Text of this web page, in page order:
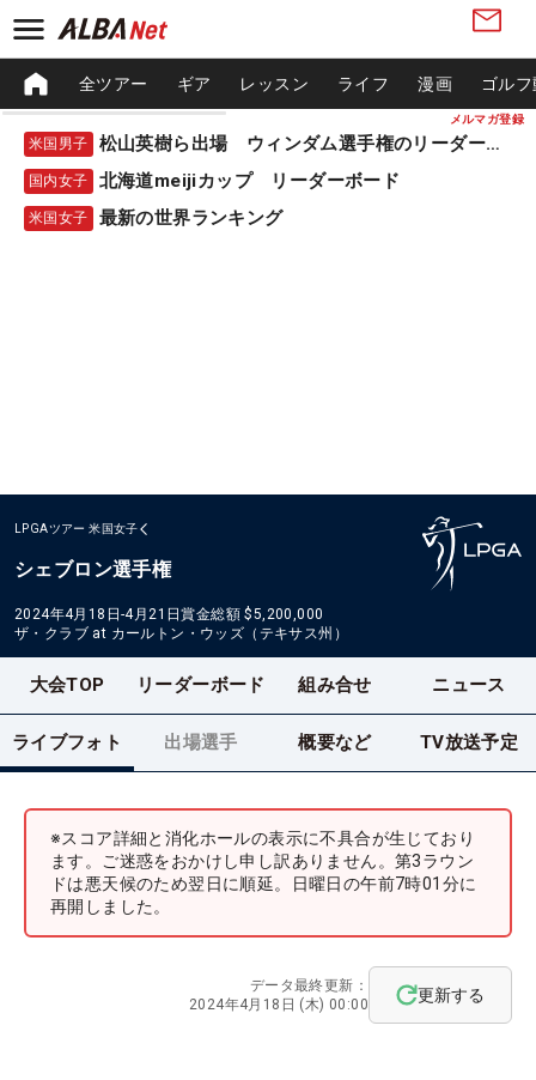
メルマガ登録
全ツアー ギア レッスン ライフ 漫画 ゴル
米国男子 松山英樹ら出場 ウィンダム選手権のリーダーボード
国内女子 北海道meijiカップ リーダーボード
米国女子 最新の世界ランキング
LPGAツアー 米国女子
シェブロン選手権
2024年4月18日-4月21日賞金総額 $5,200,000
ザ・クラブ at カールトン・ウッズ（テキサス州）
大会TOP リーダーボード 組み合せ ニュース
ライブフォト 出場選手 概要など TV放送予定
※スコア詳細と消化ホールの表示に不具合が生じており
ます。ご迷惑をおかけし申し訳ありません。第3ラウン
ドは悪天候のため翌日に順延。日曜日の午前7時01分に
再開しました。
データ最終更新：
2024年4月18日 (木) 00:00
更新する